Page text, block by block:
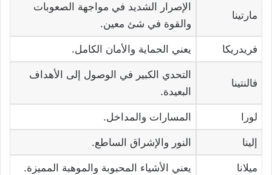
مارتينا
الإصرار الشديد في مواجهة الصعوبات
والقوة في شئ معين.
فريدريكا يعني الحماية والأمان الكامل.
فالنتينا
التحدي الكبير في الوصول إلى الأهداف
البعيدة.
لورا المسارات والمداخل.
إلينا النور والإشراق الساطع.
ميلانا يعني الأشياء المحبوبة والموهبة المميزة.